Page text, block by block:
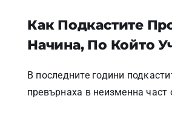
Как Подкастите
Начина, По Който
В последните години
превърнаха в неизменна част